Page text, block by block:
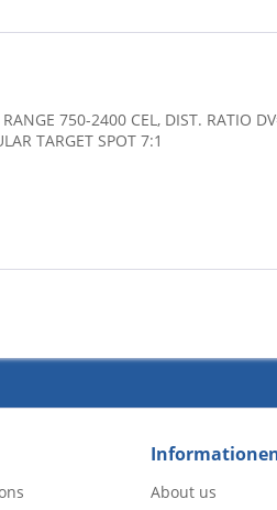
750-2400 CEL, DIST. RATIO
TARGET SPOT 7:1
About us